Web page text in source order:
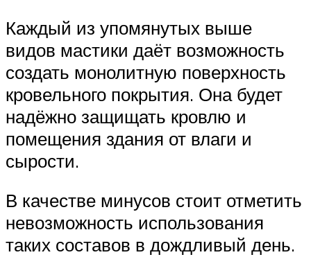
Каждый из упомянутых выше
видов мастики даёт возможность
создать монолитную поверхность
кровельного покрытия. Она будет
надёжно защищать кровлю и
помещения здания от влаги и
сырости.
В качестве минусов стоит отметить
невозможность использования
таких составов в дождливый день.